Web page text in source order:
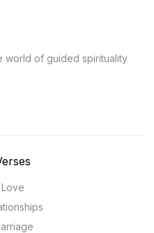
world of guided spirituality